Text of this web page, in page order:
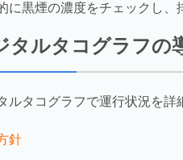
に黒煙の濃度をチェックし、
タルタコグラフの
ルタコグラフで運行状況を詳
針